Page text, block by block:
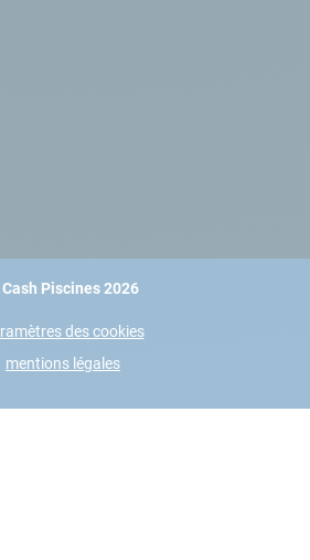
Piscines 2026
des cookies
mentions légales